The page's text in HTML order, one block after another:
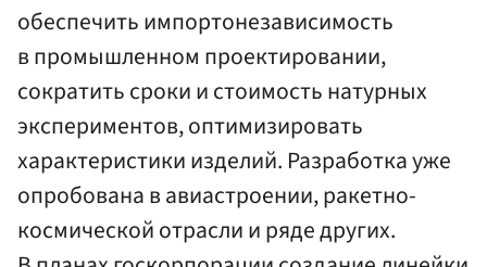
обеспечить импортонезависимость
в промышленном проектировании,
сократить сроки и стоимость натурных
экспериментов, оптимизировать
характеристики изделий. Разработка уже
опробована в авиастроении, ракетно-
космической отрасли и ряде других.